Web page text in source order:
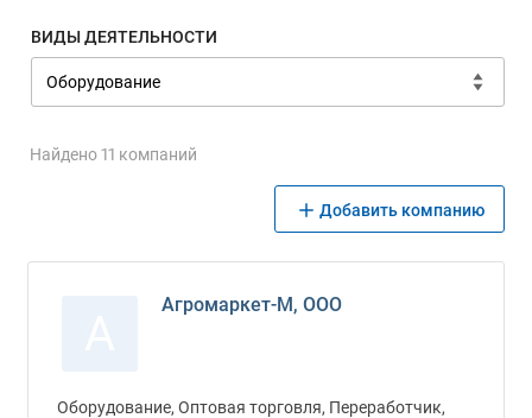
ВИДЫ ДЕЯТЕЛЬНОСТИ
Найдено 11 компаний
Добавить компанию
Агромаркет-М, ООО
Оборудование, Оптовая торговля, Переработчик,